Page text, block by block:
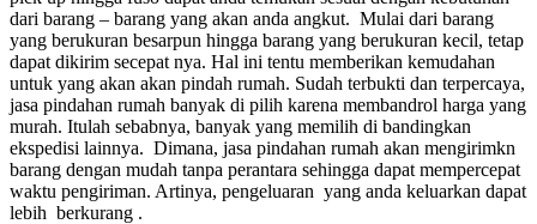
dari barang – barang yang akan anda angkut. Mulai dari barang
yang berukuran besarpun hingga barang yang berukuran kecil, tetap
dapat dikirim secepat nya. Hal ini tentu memberikan kemudahan
untuk yang akan akan pindah rumah. Sudah terbukti dan terpercaya,
jasa pindahan rumah banyak di pilih karena membandrol harga yang
murah. Itulah sebabnya, banyak yang memilih di bandingkan
ekspedisi lainnya. Dimana, jasa pindahan rumah akan mengirimkn
barang dengan mudah tanpa perantara sehingga dapat mempercepat
waktu pengiriman. Artinya, pengeluaran yang anda keluarkan dapat
lebih berkurang .